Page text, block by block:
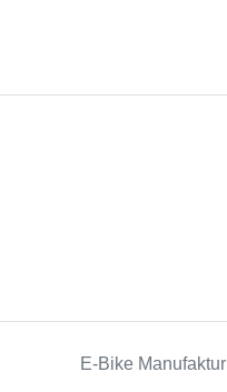
E-Bike Manufaktur